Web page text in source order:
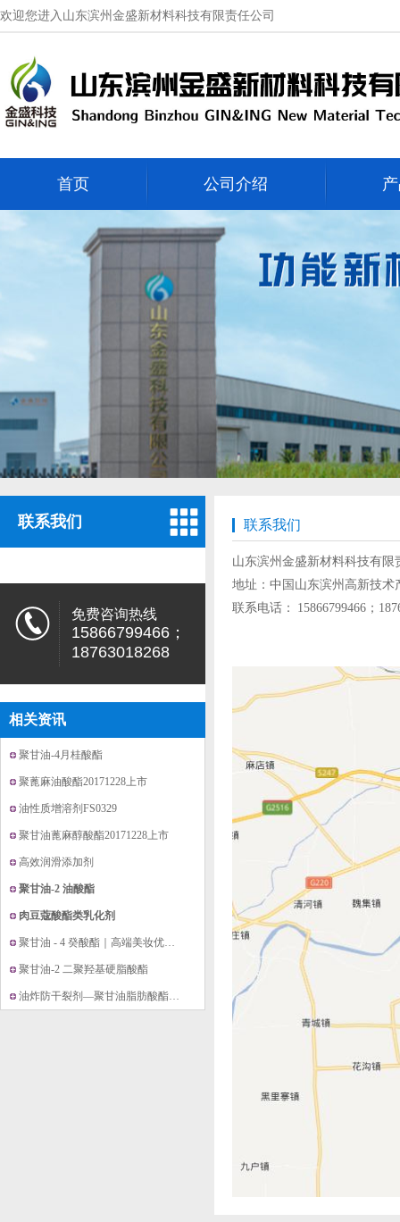
欢迎您进入山东滨州金盛新材料科技有限责任公司
首页 公司介绍
联系我们
免费咨询热线
15866799466；
18763018268
相关资讯
聚甘油-4月桂酸酯
聚蓖麻油酸酯20171228上市
油性质增溶剂FS0329
聚甘油蓖麻醇酸酯20171228上市
高效润滑添加剂
聚甘油-2 油酸酯
肉豆蔻酸酯类乳化剂
聚甘油 - 4 癸酸酯｜高端美妆优选・温和型无 PEG 增溶剂
聚甘油-2 二聚羟基硬脂酸酯
油炸防干裂剂—聚甘油脂肪酸酯20171214上市
联系我们
山东滨州金盛新材料科技有限
地址：中国山东滨州高新技术
联系电话： 15866799466；